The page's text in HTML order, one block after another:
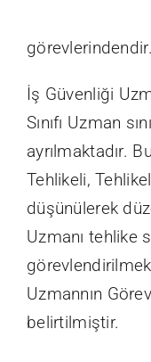
görevlerindendir.
İş Güvenliği
Sınıfı Uzman
ayrılmaktadır.
Tehlikeli,
düşünülerek
Uzmanı tehlike
Uzmannın
belirtilmiştir.